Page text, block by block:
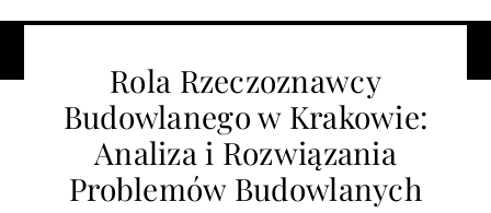
Rola Rzeczoznawcy
Budowlanego w Krakowie:
Analiza i Rozwiązania
Problemów Budowlanych